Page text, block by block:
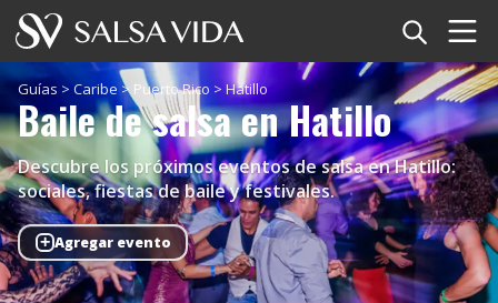
Inicio
Eventos
Noticias
Artículos
Guías > Caribe > Puerto Rico >Hatillo
Baile de salsa en Hatillo
Descubre los próximos eventos de salsa en Hatillo:
sociales, fiestas de baile y festivales.
+ Agregar evento